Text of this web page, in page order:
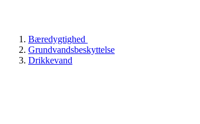
Bæredygtighed
Grundvandsbeskyttelse
Drikkevand